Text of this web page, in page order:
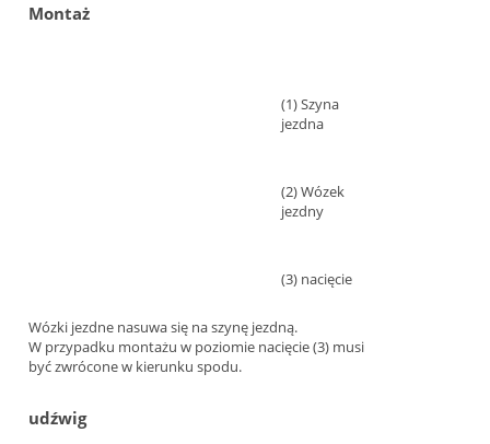
Montaż
(1) Szyna
jezdna
(2) Wózek
jezdny
(3) nacięcie
Wózki jezdne nasuwa się na szynę jezdną.
W przypadku montażu w poziomie nacięcie (3) musi
być zwrócone w kierunku spodu.
udźwig